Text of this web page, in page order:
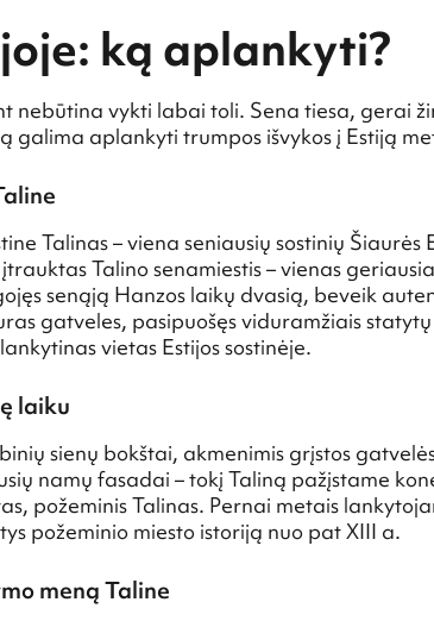
ką aplankyti?
nebūtina vykti labai toli. Sena tiesa, gerai
galima aplankyti trumpos išvykos į Estiją
Talinas – viena seniausių sostinių Šiaurės
Talino senamiestis – vienas
senąją Hanzos laikų dvasią, beveik
gatveles, pasipuošęs viduramžiais
vietas Estijos sostinėje.
laiku
sienų bokštai, akmenimis grįstos
namų fasadai – tokį Taliną pažįstame
požeminis Talinas. Pernai metais
požeminio miesto istoriją nuo pat XIII a.
meną Taline